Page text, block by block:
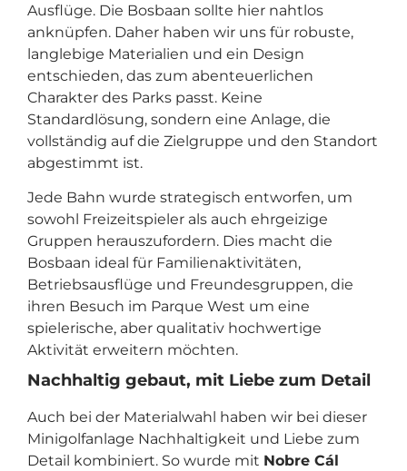
Ausflüge. Die Bosbaan sollte hier nahtlos
anknüpfen. Daher haben wir uns für robuste,
langlebige Materialien und ein Design
entschieden, das zum abenteuerlichen
Charakter des Parks passt. Keine
Standardlösung, sondern eine Anlage, die
vollständig auf die Zielgruppe und den Standort
abgestimmt ist.
Jede Bahn wurde strategisch entworfen, um
sowohl Freizeitspieler als auch ehrgeizige
Gruppen herauszufordern. Dies macht die
Bosbaan ideal für Familienaktivitäten,
Betriebsausflüge und Freundesgruppen, die
ihren Besuch im Parque West um eine
spielerische, aber qualitativ hochwertige
Aktivität erweitern möchten.
Nachhaltig gebaut, mit Liebe zum Detail
Auch bei der Materialwahl haben wir bei dieser
Minigolfanlage Nachhaltigkeit und Liebe zum
Detail kombiniert. So wurde mit Nobre Cál